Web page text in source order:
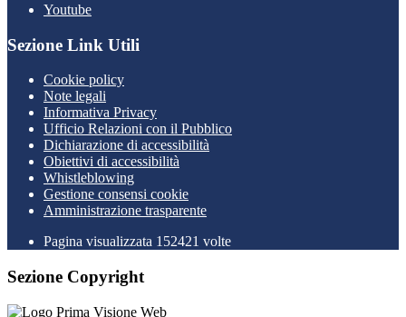
Youtube
Sezione Link Utili
Cookie policy
Note legali
Informativa Privacy
Ufficio Relazioni con il Pubblico
Dichiarazione di accessibilità
Obiettivi di accessibilità
Whistleblowing
Gestione consensi cookie
Amministrazione trasparente
Pagina visualizzata 152421 volte
Sezione Copyright